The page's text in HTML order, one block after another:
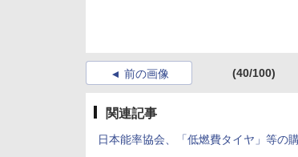
前の画像 (40/100)
関連記事
日本能率協会、「低燃費タイヤ」等の